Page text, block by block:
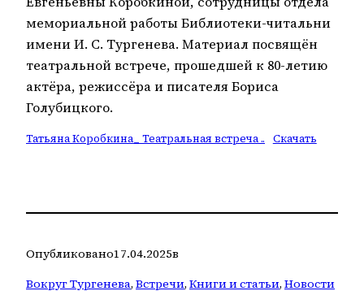
мемориальной работы Библиотеки-читальни
имени И. С. Тургенева. Материал посвящён
театральной встрече, прошедшей к 80-летию
актёра, режиссёра и писателя Бориса
Голубицкого.
Татьяна Коробкина_ Театральная встреча .. Скачать
Опубликовано17.04.2025в
Вокруг Тургенева, Встречи, Книги и статьи, Новости